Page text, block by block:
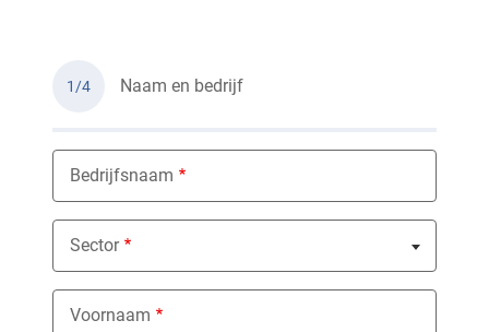
1/4 Naam en bedrijf
Bedrijfsnaam
Sector
Nothing selected
Voornaam